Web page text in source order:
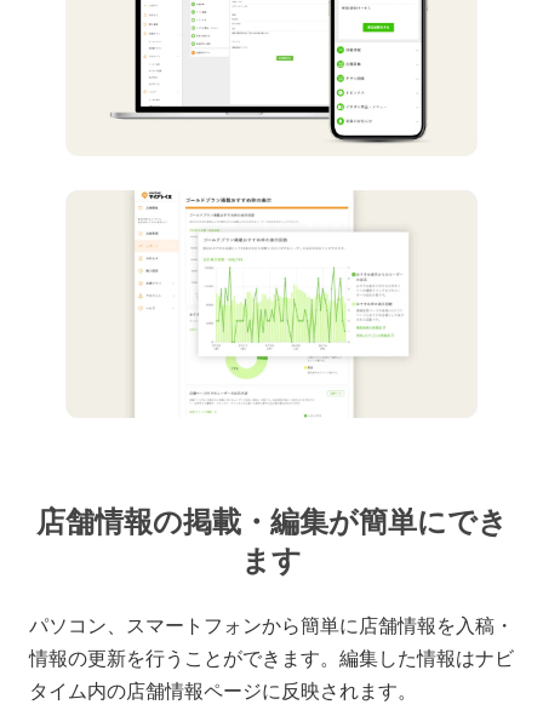
店舗情報の掲載・編集が簡単にでき
ます
パソコン、スマートフォンから簡単に店舗情報を入稿・
情報の更新を行うことができます。編集した情報はナビ
タイム内の店舗情報ページに反映されます。